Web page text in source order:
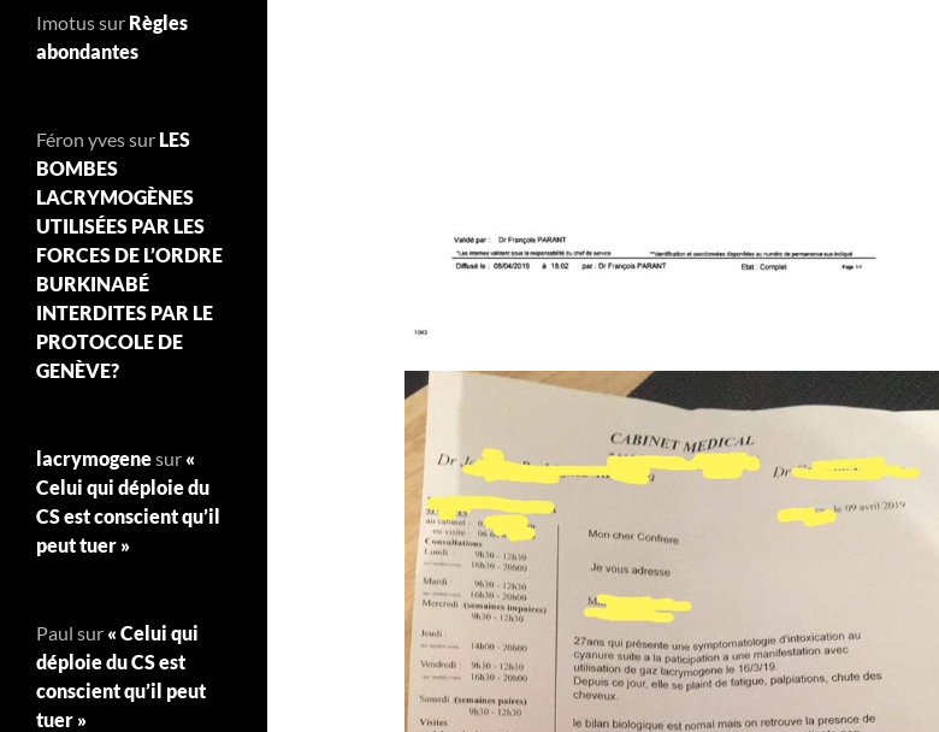
Imotussur Règles
abondantes
Féron yvessur LES
BOMBES
LACRYMOGÈNES
UTILISÉES PAR LES
FORCES DE L’ORDRE
BURKINABÉ
INTERDITES PAR LE
PROTOCOLE DE
GENÈVE?
lacrymogenesur «
Celui qui déploie du
CS est conscient qu’il
peut tuer »
Paul sur « Celui qui
déploie du CS est
conscient qu’il peut
tuer »